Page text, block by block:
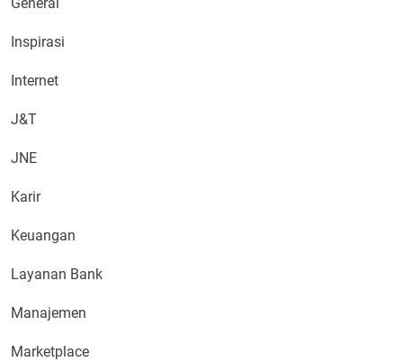
Inspirasi
Internet
J&T
JNE
Karir
Keuangan
Layanan Bank
Manajemen
Marketplace